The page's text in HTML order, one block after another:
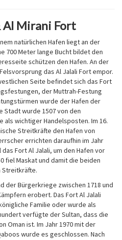
Al Mirani Fort
natürlichen Hafen liegt an der
700 Meter lange Bucht bildet den
schützen den Hafen. An der
das Al Jalali Fort empor.
Seite befindet sich das Fort
der Muttrah-Festung
wurde der Hafen der
Stadt wurde 1507 von den
wichtiger Handelsposten. Im 16.
Streitkräfte den Hafen von
errichten daraufhin im Jahr
Fort Al Jalali, um den Hafen vor
fiel Maskat und damit die beiden
Streitkräfte.
der Bürgerkriege zwischen 1718 und
erobert. Das Fort Al Jalali
Familie oder wurde als
verfügte der Sultan, dass die
Oman ist. Im Jahr 1970 mit der
wurde es geschlossen. Nach